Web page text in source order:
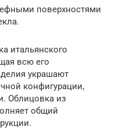
поверхностями
итальянского
всю его
украшают
конфигурации,
Облицовка из
общий